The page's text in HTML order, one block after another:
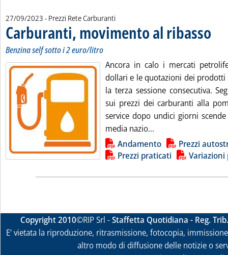
27/09/2023 - Prezzi Rete Carburanti
Carburanti, movimento al ribasso
Benzina self sotto i 2 euro/litro
Ancora in calo i mercati
dollari e le quotazioni dei
la terza sessione consecutiva.
sui prezzi dei carburanti alla
service dopo undici giorni
media nazio...
Lista allegati PDF alla notizia
Andamento
Prezzi
Prezzi praticati
Variazioni
Copyright 2010©RIP Srl -Staffetta Quotidiana - Reg.
E' vietata la riproduzione, ritrasmissione, fotocopia,
altro modo di diffusione delle notizie o